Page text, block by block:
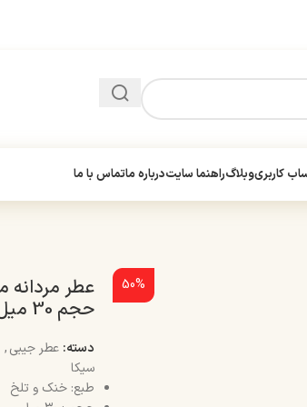
کاربریوبلاگراهنما سایتدرباره ماتماس با ما
50%
حجم 30 میل
دسته: عطر جیبی,
سیکا
طبع: خنک و تلخ